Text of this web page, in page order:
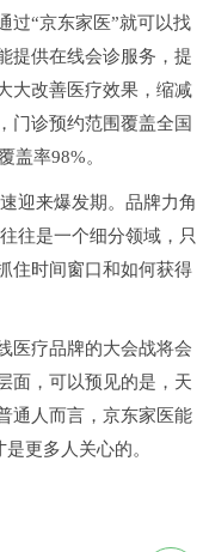
过“京东家医”就可以找
提供在线会诊服务，提
大改善医疗效果，缩减
门诊预约范围覆盖全国
盖率98%。
迎来爆发期。品牌力角
往是一个细分领域，只
住时间窗口和如何获得
医疗品牌的大会战将会
面，可以预见的是，天
通人而言，京东家医能
更多人关心的。